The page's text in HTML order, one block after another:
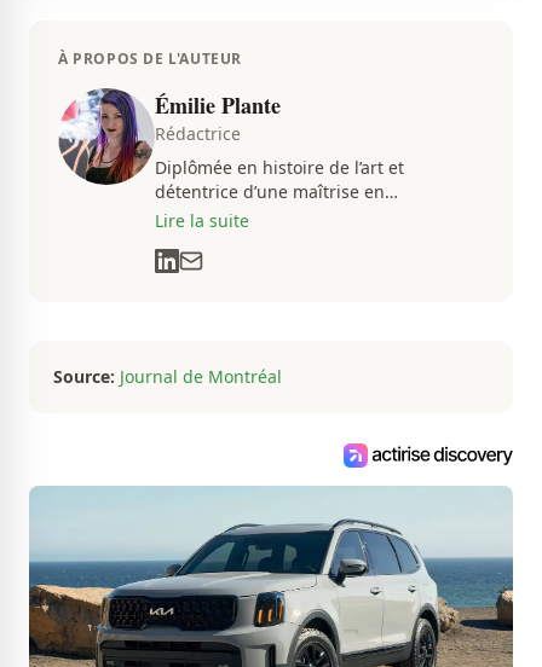
À PROPOS DE L'AUTEUR
Émilie Plante
Rédactrice
Diplômée en histoire de l’art et
détentrice d’une maîtrise en
muséologie, Émilie gravite dans
communications depuis près de deux
Lire la suite
Source: Journal de Montréal